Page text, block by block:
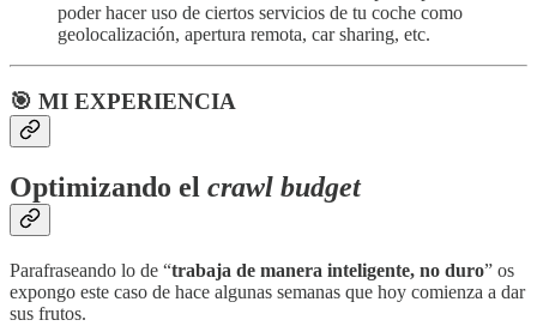
poder hacer uso de ciertos servicios de tu coche como
geolocalización, apertura remota, car sharing, etc.
🎯 MI EXPERIENCIA
Optimizando el crawl budget
Parafraseando lo de “trabaja de manera inteligente, no duro” os
expongo este caso de hace algunas semanas que hoy comienza a dar
sus frutos.